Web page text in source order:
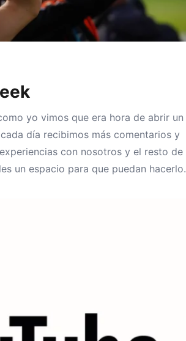
yo vimos que era hora de abrir un
día recibimos más comentarios y
con nosotros y el resto de
un espacio para que puedan hacerlo.